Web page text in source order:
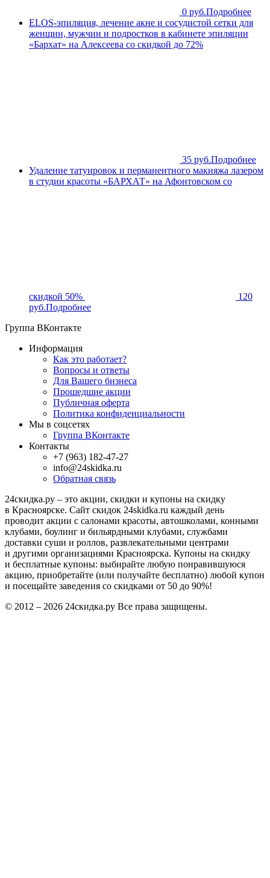
0 руб.Подробнее
ELOS-эпиляция, лечение акне и сосудистой сетки для
женщин, мужчин и подростков в кабинете эпиляции
«Бархат» на Алексеева со скидкой до 72%
35 руб.Подробнее
Удаление татуировок и перманентного макияжа лазером
в студии красоты «БАРХАТ» на Афонтовском со
скидкой 50%
120
руб.Подробнее
Группа ВКонтакте
Информация
Как это работает?
Вопросы и ответы
Для Вашего бизнеса
Прошедшие акции
Публичная оферта
Политика конфиденциальности
Мы в соцсетях
Группа ВКонтакте
Контакты
+7 (963) 182-47-27
info@24skidka.ru
Обратная связь
24скидка.ру – это акции, скидки и купоны на скидку
в Красноярске. Сайт скидок 24skidka.ru каждый день
проводит акции с салонами красоты, автошколами, конными
клубами, боулинг и бильярдными клубами, службами
доставки суши и роллов, развлекательными центрами
и другими организациями Красноярска. Купоны на скидку
и бесплатные купоны: выбирайте любую понравившуюся
акцию, приобретайте (или получайте бесплатно) любой купон
и посещайте заведения со скидками от 50 до 90%!
© 2012 – 2026 24скидка.ру Все права защищены.